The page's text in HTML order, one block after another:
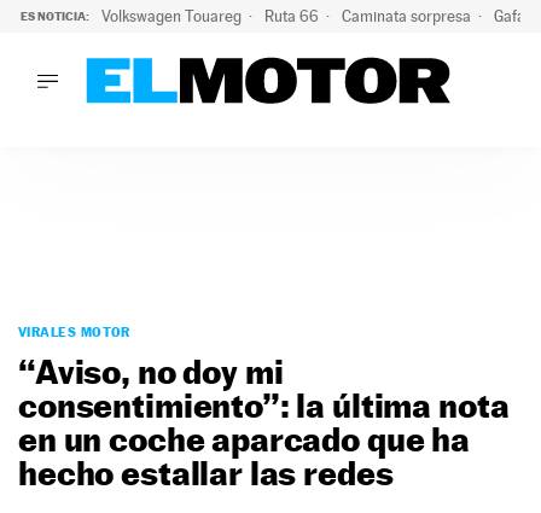
ES NOTICIA: Volkswagen Touareg Ruta 66 Caminata sorpresa Gafas
PODCAST
MOTOS
TECNOLOGÍA
MOTORTV
VIRALES MOTOR
“Aviso, no doy mi
consentimiento”: la última nota
en un coche aparcado que ha
hecho estallar las redes